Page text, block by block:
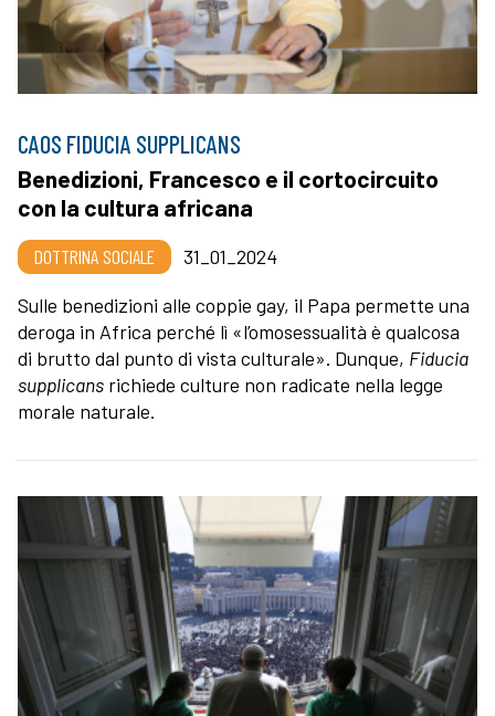
CAOS FIDUCIA SUPPLICANS
Benedizioni, Francesco e il cortocircuito
con la cultura africana
DOTTRINA SOCIALE
31_01_2024
Sulle benedizioni alle coppie gay, il Papa permette una
deroga in Africa perché lì «l’omosessualità è qualcosa
di brutto dal punto di vista culturale». Dunque, Fiducia
supplicans richiede culture non radicate nella legge
morale naturale.